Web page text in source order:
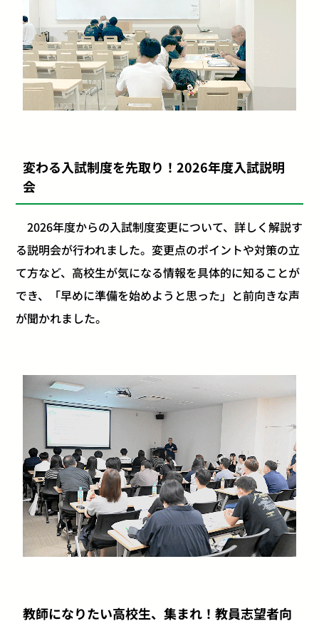
変わる入試制度を先取り！2026年度入試説明
会
2026年度からの入試制度変更について、詳しく解説す
る説明会が行われました。変更点のポイントや対策の立
て方など、高校生が気になる情報を具体的に知ることが
でき、「早めに準備を始めようと思った」と前向きな声
が聞かれました。
教師になりたい高校生、集まれ！教員志望者向